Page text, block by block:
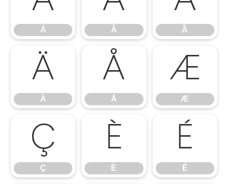
Á Â Ã
Ä
Ä
Å
Å
Æ
Æ
Ç
Ç
È
È
É
É